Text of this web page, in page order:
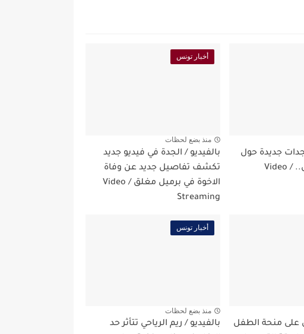
جديدة حول
طالبة في قابس.. / Video
أخبار تونس
منذ بضع لحظات
بالفيديو / الجدة في فيديو جديد
تكشف تفاصيل جديد عن وفاة
الاخوة في برميل مغلق / Video
Streaming
منحة الطفل
أخبار تونس
منذ بضع لحظات
بالفيديو / ريم الرياحي تتأثر حد